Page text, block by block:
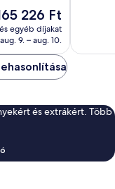
165 226 Ft
226 Ft
egyéb díjakat
aug. 9. – aug. 10.
és extrákért. Több